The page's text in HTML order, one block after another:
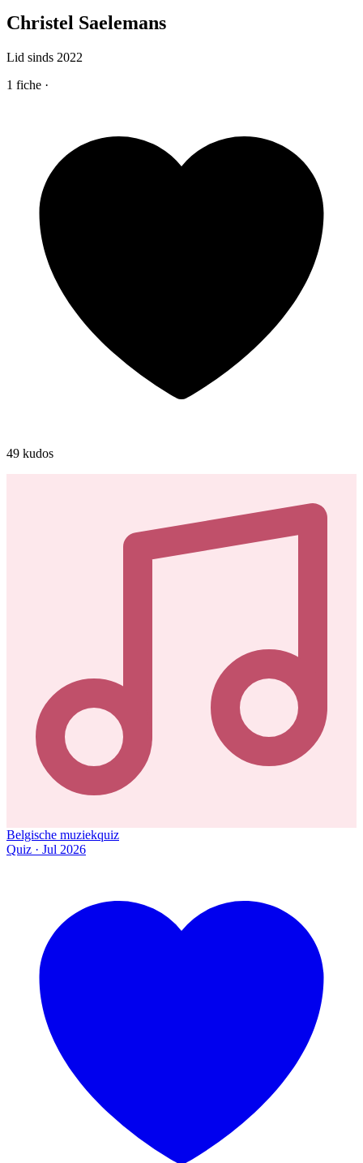
Christel Saelemans
Lid sinds 2022
1 fiche ·
49 kudos
Belgische muziekquiz
Quiz · Jul 2026